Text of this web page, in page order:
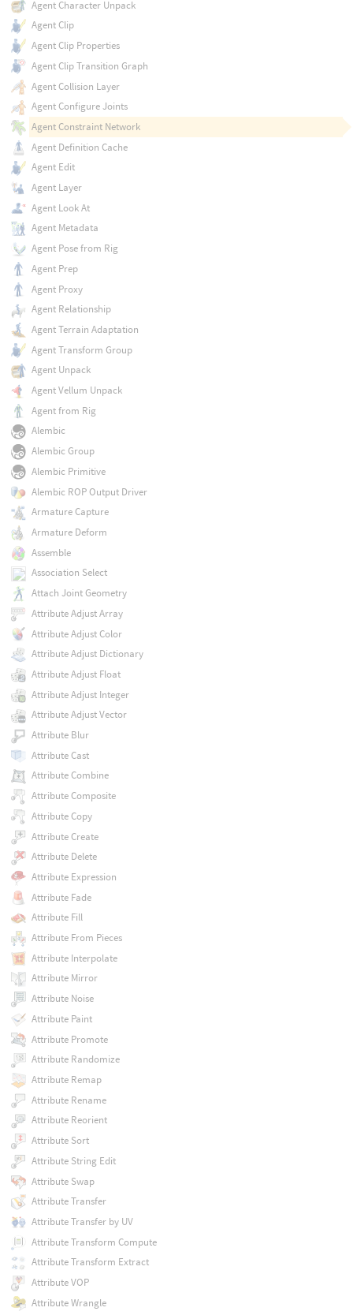
Agent Character Unpack
Agent Clip
Agent Clip Properties
Agent Clip Transition Graph
Agent Collision Layer
Agent Configure Joints
Agent Constraint Network
Agent Definition Cache
Agent Edit
Agent Layer
Agent Look At
Agent Metadata
Agent Pose from Rig
Agent Prep
Agent Proxy
Agent Relationship
Agent Terrain Adaptation
Agent Transform Group
Agent Unpack
Agent Vellum Unpack
Agent from Rig
Alembic
Alembic Group
Alembic Primitive
Alembic ROP Output Driver
Armature Capture
Armature Deform
Assemble
Association Select
Attach Joint Geometry
Attribute Adjust Array
Attribute Adjust Color
Attribute Adjust Dictionary
Attribute Adjust Float
Attribute Adjust Integer
Attribute Adjust Vector
Attribute Blur
Attribute Cast
Attribute Combine
Attribute Composite
Attribute Copy
Attribute Create
Attribute Delete
Attribute Expression
Attribute Fade
Attribute Fill
Attribute From Pieces
Attribute Interpolate
Attribute Mirror
Attribute Noise
Attribute Paint
Attribute Promote
Attribute Randomize
Attribute Remap
Attribute Rename
Attribute Reorient
Attribute Sort
Attribute String Edit
Attribute Swap
Attribute Transfer
Attribute Transfer by UV
Attribute Transform Compute
Attribute Transform Extract
Attribute VOP
Attribute Wrangle